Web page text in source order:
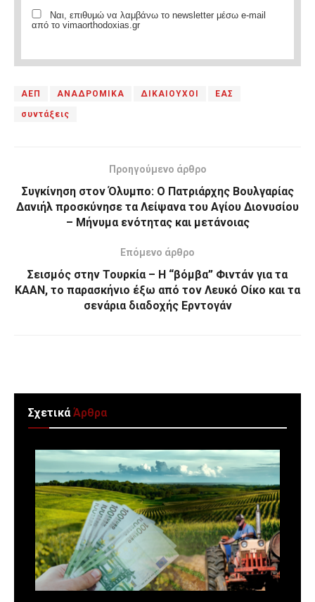
Ναι, επιθυμώ να λαμβάνω το newsletter μέσω e-mail
από το vimaorthodoxias.gr
ΑΕΠ ΑΝΑΔΡΟΜΙΚΑ ΔΙΚΑΙΟΥΧΟΙ ΕΑΣ
συντάξεις
Προηγούμενο άρθρο
Συγκίνηση στον Όλυμπο: Ο Πατριάρχης Βουλγαρίας
Δανιήλ προσκύνησε τα Λείψανα του Αγίου Διονυσίου
– Μήνυμα ενότητας και μετάνοιας
Επόμενο άρθρο
Σεισμός στην Τουρκία – Η “βόμβα” Φιντάν για τα
ΚΑΑΝ, το παρασκήνιο έξω από τον Λευκό Οίκο και τα
σενάρια διαδοχής Ερντογάν
ΣχετικάΆρθρα